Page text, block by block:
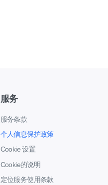
服务
服务条款
个人信息保护政策
Cookie 设置
Cookie的说明
定位服务使用条款